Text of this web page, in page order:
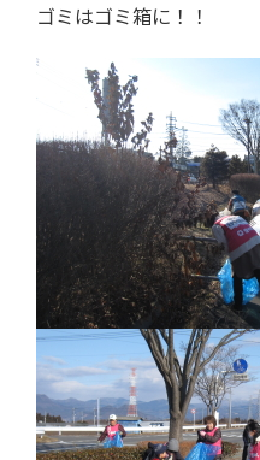
ゴミはゴミ箱に！！